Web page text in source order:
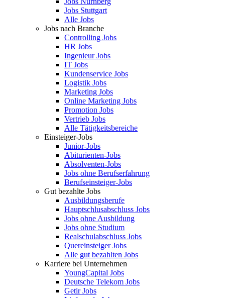
Jobs Stuttgart
Alle Jobs
Jobs nach Branche
Controlling Jobs
HR Jobs
Ingenieur Jobs
IT Jobs
Kundenservice Jobs
Logistik Jobs
Marketing Jobs
Online Marketing Jobs
Promotion Jobs
Vertrieb Jobs
Alle Tätigkeitsbereiche
Einsteiger-Jobs
Junior-Jobs
Abiturienten-Jobs
Absolventen-Jobs
Jobs ohne Berufserfahrung
Berufseinsteiger-Jobs
Gut bezahlte Jobs
Ausbildungsberufe
Hauptschlusabschluss Jobs
Jobs ohne Ausbildung
Jobs ohne Studium
Realschulabschluss Jobs
Quereinsteiger Jobs
Alle gut bezahlten Jobs
Karriere bei Unternehmen
YoungCapital Jobs
Deutsche Telekom Jobs
Getir Jobs